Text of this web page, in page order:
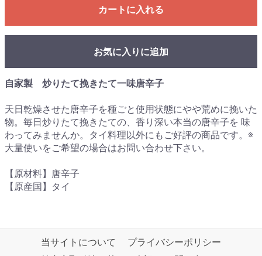
カートに入れる
お気に入りに追加
自家製 炒りたて挽きたて一味唐辛子
天日乾燥させた唐辛子を種ごと使用状態にやや荒めに挽いた
物。毎日炒りたて挽きたての、香り深い本当の唐辛子を 味
わってみませんか。タイ料理以外にもご好評の商品です。※
大量使いをご希望の場合はお問い合わせ下さい。
【原材料】唐辛子
【原産国】タイ
当サイトについて
プライバシーポリシー